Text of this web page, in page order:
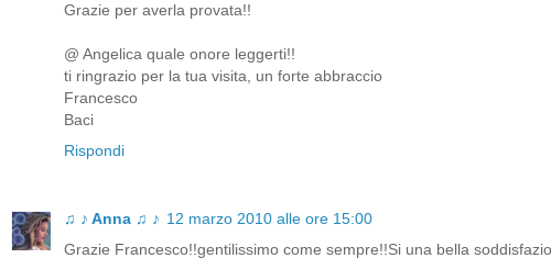
Grazie per averla provata!!
@ Angelica quale onore leggerti!!
ti ringrazio per la tua visita, un forte abbraccio
Francesco
Baci
Rispondi
♫ ♪ Anna ♫ ♪ 12 marzo 2010 alle ore 15:00
Grazie Francesco!!gentilissimo come sempre!!Si una bella